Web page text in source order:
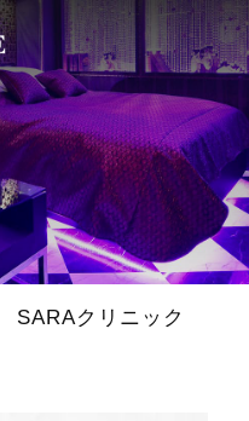
SARAクリニック